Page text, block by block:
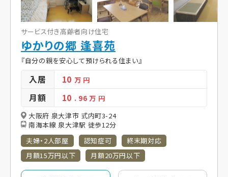
サービス付き高齢者向け住宅
ゆかりの郷 逢喜苑
『自分の親を安心して預けられる住まい』
入居 10万 円
月額 10 . 96万 円
大阪府 泉大津市 式内町3-24
南海本線 泉大津駅 徒歩12分
夫婦・2人部屋
認知症可
終末期対応
月額15万円以下
月額20万円以下